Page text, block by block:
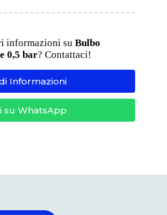
informazioni su Bulbo
0,5 bar? Contattaci!
Informazioni
su WhatsApp